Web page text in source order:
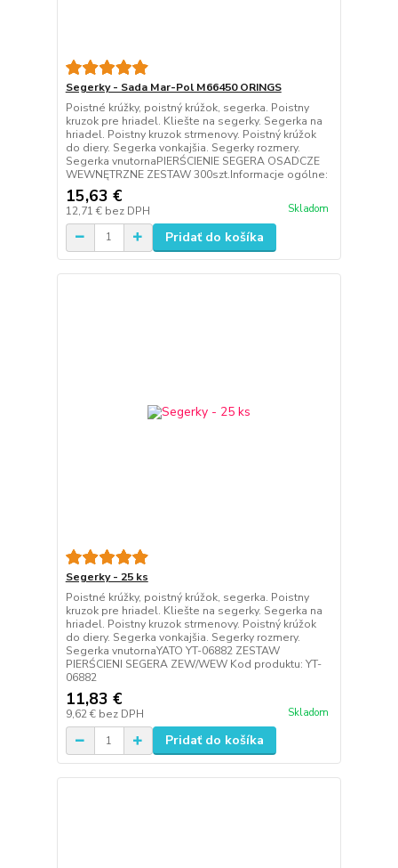
Segerky - Sada Mar-Pol M66450 ORINGS
Poistné krúžky, poistný krúžok, segerka. Poistny
kruzok pre hriadel. Kliešte na segerky. Segerka na
hriadel. Poistny kruzok strmenovy. Poistný krúžok
do diery. Segerka vonkajšia. Segerky rozmery.
Segerka vnutornaPIERŚCIENIE SEGERA OSADCZE
WEWNĘTRZNE ZESTAW 300szt.Informacje ogólne:
15,63 €
12,71 € bez DPH Skladom
Pridať do košíka
Segerky - 25 ks
Poistné krúžky, poistný krúžok, segerka. Poistny
kruzok pre hriadel. Kliešte na segerky. Segerka na
hriadel. Poistny kruzok strmenovy. Poistný krúžok
do diery. Segerka vonkajšia. Segerky rozmery.
Segerka vnutornaYATO YT-06882 ZESTAW
PIERŚCIENI SEGERA ZEW/WEW Kod produktu: YT-
06882
11,83 €
9,62 € bez DPH Skladom
Pridať do košíka